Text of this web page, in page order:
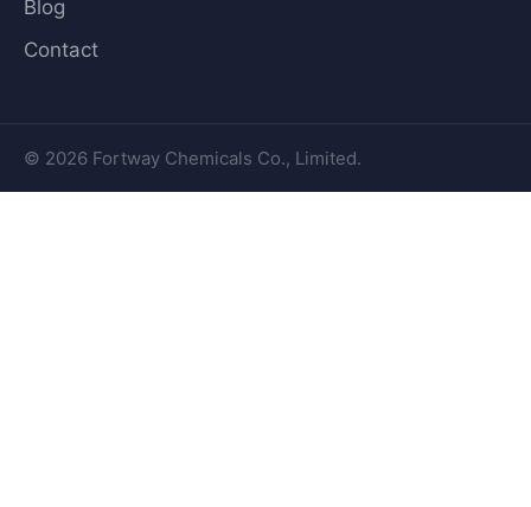
Blog
Contact
© 2026 Fortway Chemicals Co., Limited.